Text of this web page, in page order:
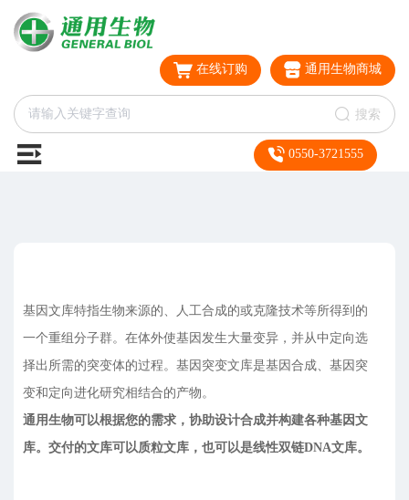
在线订购 通用生物商城
搜索
0550-3721555
基因文库特指生物来源的、人工合成的或克隆技术等所得到的
一个重组分子群。在体外使基因发生大量变异，并从中定向选
择出所需的突变体的过程。基因突变文库是基因合成、基因突
变和定向进化研究相结合的产物。
通用生物可以根据您的需求，协助设计合成并构建各种基因文
库。交付的文库可以质粒文库，也可以是线性双链DNA文库。